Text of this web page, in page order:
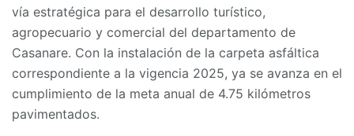
vía estratégica para el desarrollo turístico,
agropecuario y comercial del departamento de
Casanare. Con la instalación de la carpeta asfáltica
correspondiente a la vigencia 2025, ya se avanza en el
cumplimiento de la meta anual de 4.75 kilómetros
pavimentados.